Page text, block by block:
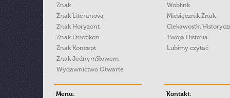
Znak
Znak Literanova
Znak Horyzont
Znak Emotikon
Znak Koncept
Znak JednymSłowem
Wydawnictwo Otwarte
Woblink
Miesięcznik Znak
Ciekawostki
Twoja Historia
Lubimy czytać
Menu: Kontakt: